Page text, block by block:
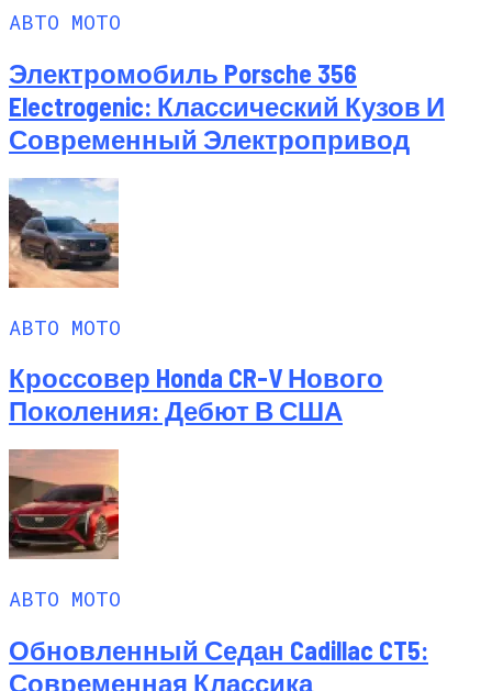
АВТО МОТО
Электромобиль Porsche 356
Electrogenic: Классический Кузов И
Современный Электропривод
АВТО МОТО
Кроссовер Honda CR-V Нового
Поколения: Дебют В США
АВТО МОТО
Обновленный Седан Cadillac CT5:
Современная Классика